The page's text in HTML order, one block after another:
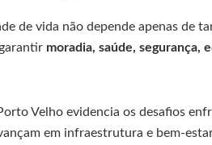
de vida não depende apenas de
moradia, saúde, segurança,
Velho evidencia os desafios
em infraestrutura e bem-